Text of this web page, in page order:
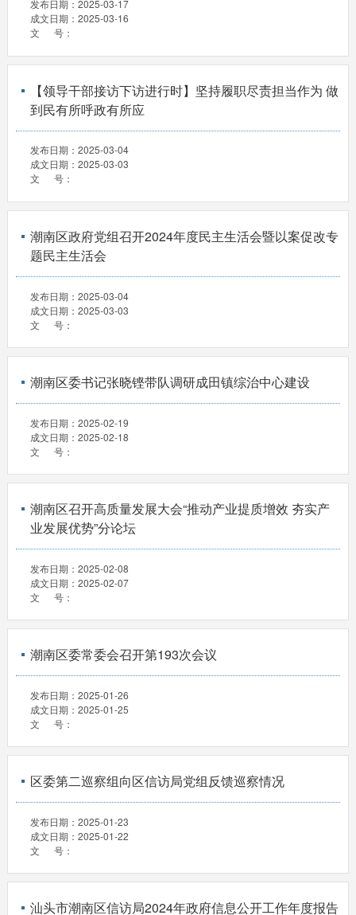
发布日期： 2025-03-17
成文日期： 2025-03-16
文 号：
【领导干部接访下访进行时】坚持履职尽责担当作为 做
到民有所呼政有所应
发布日期： 2025-03-04
成文日期： 2025-03-03
文 号：
潮南区政府党组召开2024年度民主生活会暨以案促改专
题民主生活会
发布日期： 2025-03-04
成文日期： 2025-03-03
文 号：
潮南区委书记张晓铿带队调研成田镇综治中心建设
发布日期： 2025-02-19
成文日期： 2025-02-18
文 号：
潮南区召开高质量发展大会“推动产业提质增效 夯实产
业发展优势”分论坛
发布日期： 2025-02-08
成文日期： 2025-02-07
文 号：
潮南区委常委会召开第193次会议
发布日期： 2025-01-26
成文日期： 2025-01-25
文 号：
区委第二巡察组向区信访局党组反馈巡察情况
发布日期： 2025-01-23
成文日期： 2025-01-22
文 号：
汕头市潮南区信访局2024年政府信息公开工作年度报告